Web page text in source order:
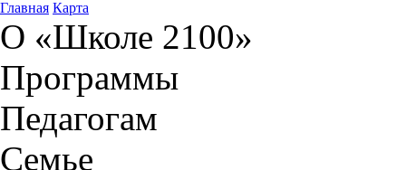
Главная Карта
О «Школе 2100»
Программы
Педагогам
Семье